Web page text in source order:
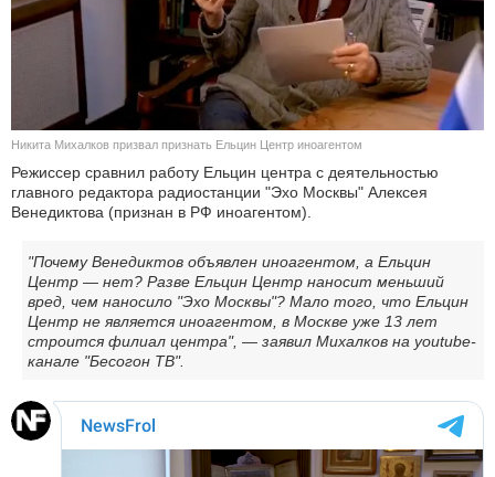
КУЛЬТУРА
НАУКА
СПОРТ
АВТО И МОТО
ЭГОИЗМ
БЛОГ
Никита Михалков призвал признать Ельцин Центр иноагентом
Режиссер сравнил работу Ельцин центра с деятельностью
главного редактора радиостанции "Эхо Москвы" Алексея
Венедиктова (признан в РФ иноагентом).
"Почему Венедиктов объявлен иноагентом, а Ельцин
Центр — нет? Разве Ельцин Центр наносит меньший
вред, чем наносило "Эхо Москвы"? Мало того, что Ельцин
Центр не является иноагентом, в Москве уже 13 лет
строится филиал центра", — заявил Михалков на youtube-
канале "Бесогон ТВ".